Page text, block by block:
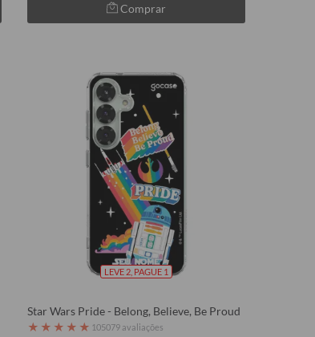
Comprar
LEVE 2, PAGUE 1
Star Wars Pride - Belong, Believe, Be Proud
★ ★ ★ ★ ★ 105079 avaliações